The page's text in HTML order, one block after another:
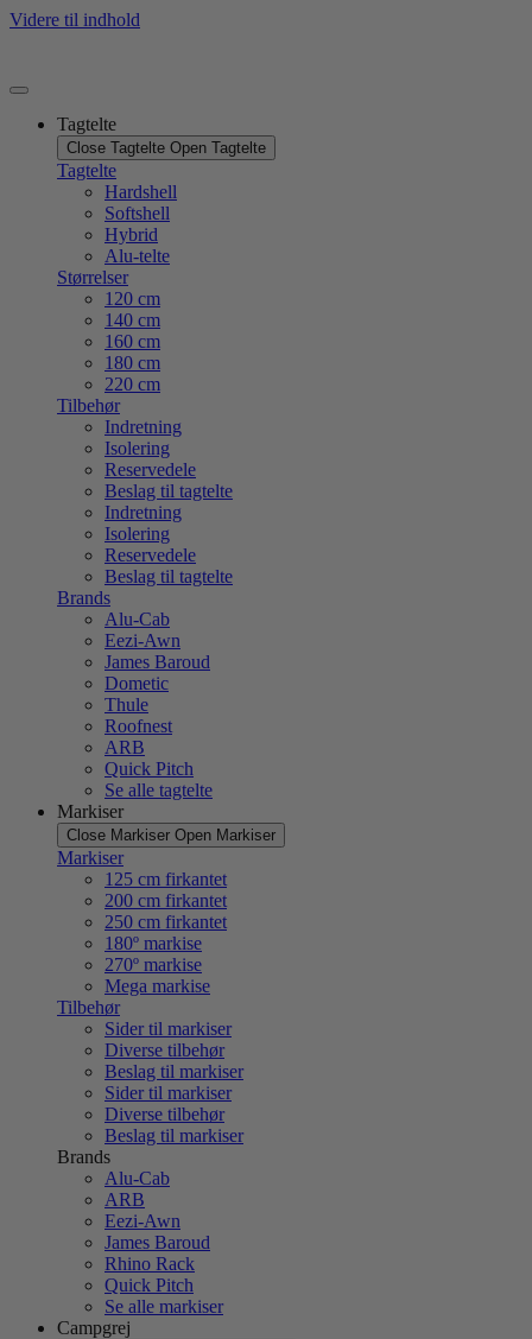
Videre til indhold
Tagtelte
Close Tagtelte Open Tagtelte
Tagtelte
Hardshell
Softshell
Hybrid
Alu-telte
Størrelser
120 cm
140 cm
160 cm
180 cm
220 cm
Tilbehør
Indretning
Isolering
Reservedele
Beslag til tagtelte
Indretning
Isolering
Reservedele
Beslag til tagtelte
Brands
Alu-Cab
Eezi-Awn
James Baroud
Dometic
Thule
Roofnest
ARB
Quick Pitch
Se alle tagtelte
Markiser
Close Markiser Open Markiser
Markiser
125 cm firkantet
200 cm firkantet
250 cm firkantet
180º markise
270º markise
Mega markise
Tilbehør
Sider til markiser
Diverse tilbehør
Beslag til markiser
Sider til markiser
Diverse tilbehør
Beslag til markiser
Brands
Alu-Cab
ARB
Eezi-Awn
James Baroud
Rhino Rack
Quick Pitch
Se alle markiser
Campgrej